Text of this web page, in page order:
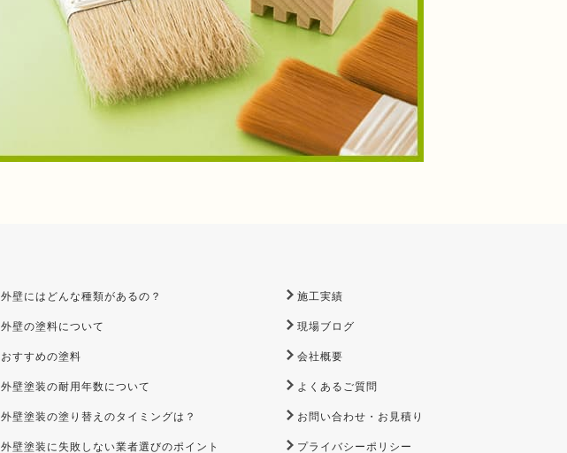
外壁にはどんな種類があるの？
外壁の塗料について
おすすめの塗料
外壁塗装の耐用年数について
外壁塗装の塗り替えのタイミングは？
外壁塗装に失敗しない業者選びのポイント
施工実績
現場ブログ
会社概要
よくあるご質問
お問い合わせ・お見積り
プライバシーポリシー